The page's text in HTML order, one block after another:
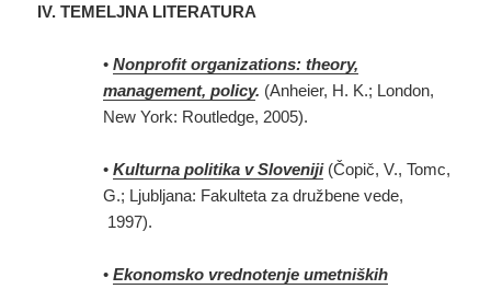
IV. TEMELJNA LITERATURA
•Nonprofit organizations: theory,
management, policy. (Anheier, H. K.; London,
New York: Routledge, 2005).
•Kulturna politika v Sloveniji(Čopič, V., Tomc,
G.; Ljubljana: Fakulteta za družbene vede,
1997).
•Ekonomsko vrednotenje umetniških